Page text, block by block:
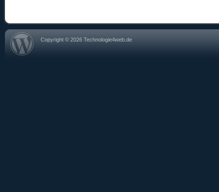
Copyright © 2026 Technologie4web.de